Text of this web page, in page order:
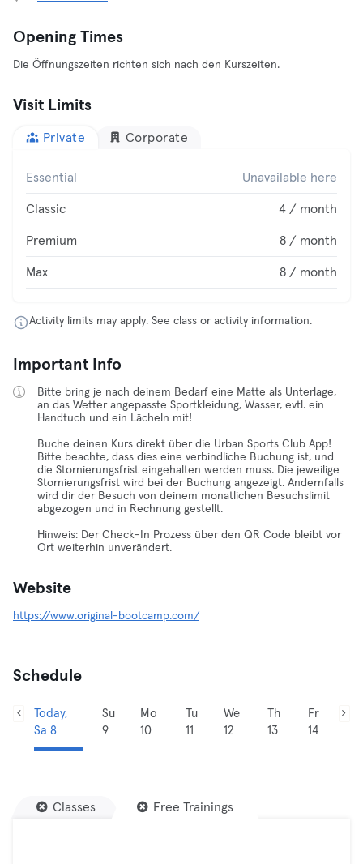
Opening Times
Die Öffnungszeiten richten sich nach den Kurszeiten.
Visit Limits
Private Corporate
Essential Unavailable here
Classic 4 / month
Premium 8 / month
Max 8 / month
Activity limits may apply. See class or activity information.
Important Info
Bitte bring je nach deinem Bedarf eine Matte als Unterlage,
an das Wetter angepasste Sportkleidung, Wasser, evtl. ein
Handtuch und ein Lächeln mit!
Buche deinen Kurs direkt über die Urban Sports Club App!
Bitte beachte, dass dies eine verbindliche Buchung ist, und
die Stornierungsfrist eingehalten werden muss. Die jeweilige
Stornierungsfrist wird bei der Buchung angezeigt. Andernfalls
wird dir der Besuch von deinem monatlichen Besuchslimit
abgezogen und in Rechnung gestellt.
Hinweis: Der Check-In Prozess über den QR Code bleibt vor
Ort weiterhin unverändert.
Website
https://www.original-bootcamp.com/
Schedule
Today,
Sa 8
Su
9
Mo
10
Tu
11
We
12
Th
13
Fr
14
Classes Free Trainings